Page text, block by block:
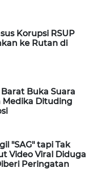
Korupsi RSUP
ke Rutan di
Buka Suara
Medika Dituding
"SAG" tapi Tak
Video Viral Diduga
Peringatan